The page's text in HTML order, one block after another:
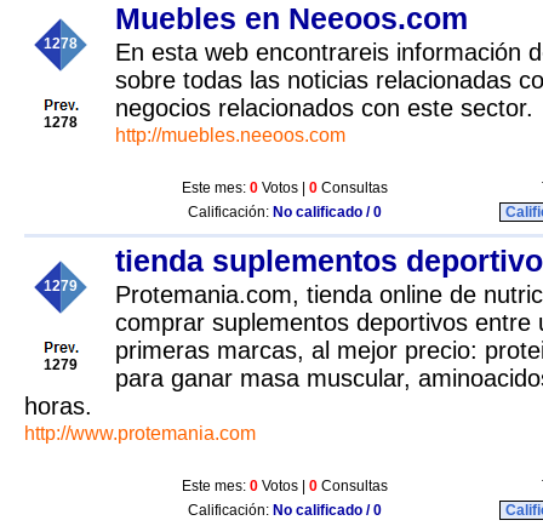
1278
1278
Muebles en Neeoos.com
En esta web encontrareis información
sobre todas las noticias relacionadas
negocios relacionados con este sector.
http://muebles.neeoos.com
Este mes: 0 Votos | 0 Consultas
Calificación: No calificado / 0
1279
1279
tienda suplementos
Protemania.com, tienda online de
comprar suplementos deportivos entre
primeras marcas, al mejor precio:
para ganar masa muscular,
horas.
http://www.protemania.com
Este mes: 0 Votos | 0 Consultas
Calificación: No calificado / 0